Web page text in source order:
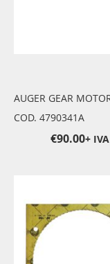
COD. 4790341A
+ IVA
€90.00